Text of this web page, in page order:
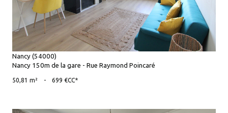
Nancy (54000)
Nancy 150m de la gare - Rue Raymond Poincaré
50,81 m² - 699 €CC*